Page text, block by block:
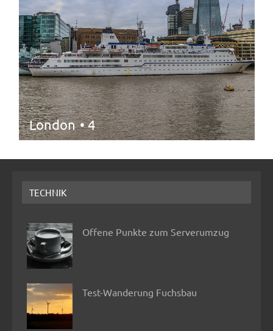
London • 4
TECHNIK
Offene Punkte zum Serverumzug
Test-Wanderung Fuchsbau